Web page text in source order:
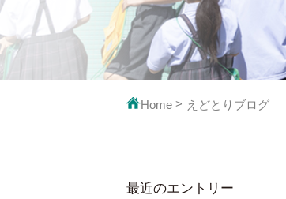
Home えどとりブログ
最近のエントリー